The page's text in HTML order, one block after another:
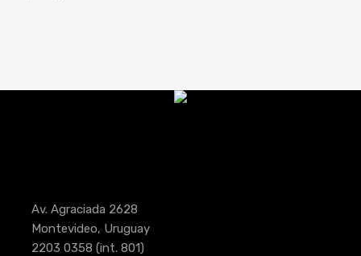
Av. Agraciada 2628
Montevideo, Uruguay
2203 0358 (int. 801)